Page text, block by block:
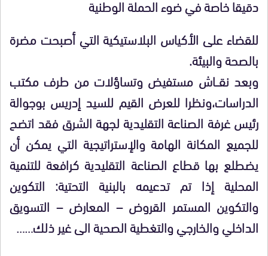
دقيقا خاصة في ضوء الحملة الوطنية
للقضاء على الأكياس البلاستيكية التي أصبحت مضرة
بالصحة والبيئة.
وبعد نقـــاش مستفيض وتساؤلات من طرف مكتب
الدراسات،ونظرا للعرض القيم للسيد إدريس بوجوالة
رئيس غرفة الصناعة التقليدية لجهة الشرق فقد اتضح
للجميع المكانة الهامة والإستراتيجية التي يمكن أن
يضطلع بها قطاع الصناعة التقليدية كرافعة للتنمية
المحلية إذا تم تدعيمه بالبنية التحتية: التكوين
والتكوين المستمر القروض – المعارض – التسويق
الداخلي والخارجي والتغطية الصحية الى غير ذلك……